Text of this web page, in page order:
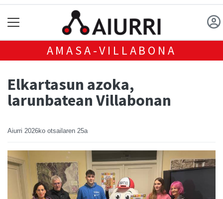
AMASA-VILLABONA
Elkartasun azoka,
larunbatean Villabonan
Aiurri 2026ko otsailaren 25a